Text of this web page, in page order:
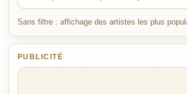
Sans filtre : affichage des artistes les plus
PUBLICITÉ